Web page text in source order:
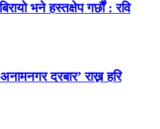
भने हस्तक्षेप गर्छौं : रवि
दरबार’ राख्न हरि